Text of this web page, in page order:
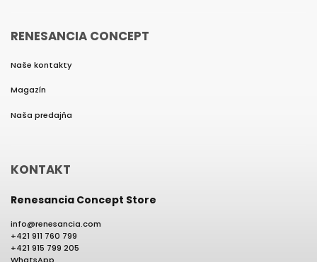
RENESANCIA CONCEPT
Naše kontakty
Magazín
Naša predajňa
KONTAKT
Renesancia Concept Store
info@renesancia.com
+421 911 760 799
+421 915 799 205
WhatsApp